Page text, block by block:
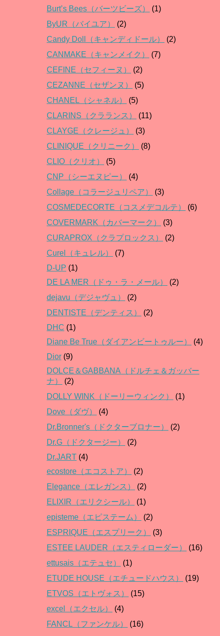
Burt’s Bees（バーツビーズ）
(1)
ByUR（バイユア）
(2)
Candy Doll（キャンディドール）
(2)
CANMAKE（キャンメイク）
(7)
CEFINE（セフィーヌ）
(2)
CEZANNE（セザンヌ）
(5)
CHANEL（シャネル）
(5)
CLARINS（クラランス）
(11)
CLAYGE（クレージュ）
(3)
CLINIQUE（クリニーク）
(8)
CLIO（クリオ）
(5)
CNP（シーエヌピー）
(4)
Collage（コラージュリペア）
(3)
COSMEDECORTE（コスメデコルテ）
(6)
COVERMARK（カバーマーク）
(3)
CURAPROX（クラプロックス）
(2)
Curel（キュレル）
(7)
D-UP (1)
DE LA MER（ドゥ・ラ・メール）
(2)
dejavu（デジャヴュ）
(2)
DENTISTE（デンティス）
(2)
DHC (1)
Diane Be True（ダイアンビートゥルー）
(4)
Dior (9)
DOLCE＆GABBANA（ドルチェ＆ガッバー
ナ）
(2)
DOLLY WINK（ドーリーウィンク）
(1)
Dove（ダヴ）
(4)
Dr.Bronner's（ドクターブロナー）
(2)
Dr.G（ドクタージー）
(2)
Dr.JART (4)
ecostore（エコストア）
(2)
Elegance（エレガンス）
(2)
ELIXIR（エリクシール）
(1)
episteme（エピステーム）
(2)
ESPRIQUE（エスプリーク）
(3)
ESTEE LAUDER（エスティローダー）
(16)
ettusais（エテュセ）
(1)
ETUDE HOUSE（エチュードハウス）
(19)
ETVOS（エトヴォス）
(15)
excel（エクセル）
(4)
FANCL（ファンケル）
(16)